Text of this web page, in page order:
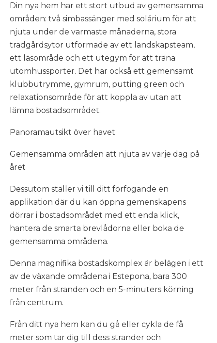
Din nya hem har ett stort utbud av gemensamma
områden: två simbassänger med solárium för att
njuta under de varmaste månaderna, stora
trädgårdsytor utformade av ett landskapsteam,
ett läsområde och ett utegym för att träna
utomhussporter. Det har också ett gemensamt
klubbutrymme, gymrum, putting green och
relaxationsområde för att koppla av utan att
lämna bostadsområdet.
Panoramautsikt över havet
Gemensamma områden att njuta av varje dag på
året
Dessutom ställer vi till ditt förfogande en
applikation där du kan öppna gemenskapens
dörrar i bostadsområdet med ett enda klick,
hantera de smarta brevlådorna eller boka de
gemensamma områdena.
Denna magnifika bostadskomplex är belägen i ett
av de växande områdena i Estepona, bara 300
meter från stranden och en 5-minuters körning
från centrum.
Från ditt nya hem kan du gå eller cykla de få
meter som tar dig till dess strander och